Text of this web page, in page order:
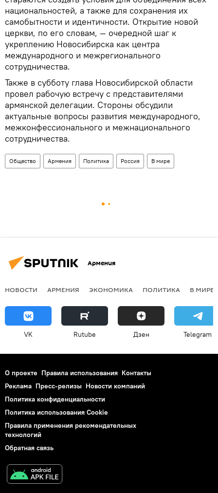
национальностей, а также для сохранения их
самобытности и идентичности. Открытие новой
церкви, по его словам, — очередной шаг к
укреплению Новосибирска как центра
международного и межрегионального
сотрудничества.
Также в субботу глава Новосибирской области
провел рабочую встречу с представителями
армянской делегации. Стороны обсудили
актуальные вопросы развития международного,
межконфессионального и межнационального
сотрудничества.
Общество Армения Политика Россия В мире
Армения
НОВОСТИ АРМЕНИЯ ЭКОНОМИКА ПОЛИТИКА В МИРЕ
VK Rutube Дзен Telegram
О проекте Правила использования Контакты
Реклама Пресс-релизы Новости компаний
Политика конфиденциальности
Политика использования Cookie
Правила применения рекомендательных
технологий
Обратная связь